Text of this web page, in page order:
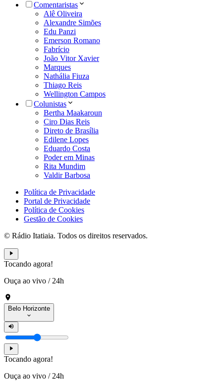
Comentaristas
Alê Oliveira
Alexandre Simões
Edu Panzi
Emerson Romano
Fabrício
João Vitor Xavier
Marques
Nathália Fiuza
Thiago Reis
Wellington Campos
Colunistas
Bertha Maakaroun
Ciro Dias Reis
Direto de Brasília
Edilene Lopes
Eduardo Costa
Poder em Minas
Rita Mundim
Valdir Barbosa
Política de Privacidade
Portal de Privacidade
Política de Cookies
Gestão de Cookies
© Rádio Itatiaia. Todos os direitos reservados.
Tocando agora!
Ouça ao vivo / 24h
Belo Horizonte
Tocando agora!
Ouça ao vivo / 24h